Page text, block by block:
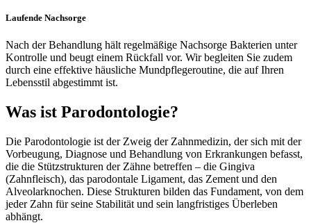
Laufende Nachsorge
Nach der Behandlung hält regelmäßige Nachsorge Bakterien unter
Kontrolle und beugt einem Rückfall vor. Wir begleiten Sie zudem
durch eine effektive häusliche Mundpflegeroutine, die auf Ihren
Lebensstil abgestimmt ist.
Was ist Parodontologie?
Die Parodontologie ist der Zweig der Zahnmedizin, der sich mit der
Vorbeugung, Diagnose und Behandlung von Erkrankungen befasst,
die die Stützstrukturen der Zähne betreffen – die Gingiva
(Zahnfleisch), das parodontale Ligament, das Zement und den
Alveolarknochen. Diese Strukturen bilden das Fundament, von dem
jeder Zahn für seine Stabilität und sein langfristiges Überleben
abhängt.